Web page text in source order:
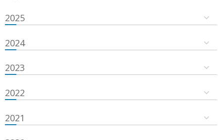
2025
2024
2023
2022
2021